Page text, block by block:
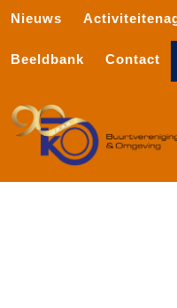
Nieuws
Beeldbank Contact